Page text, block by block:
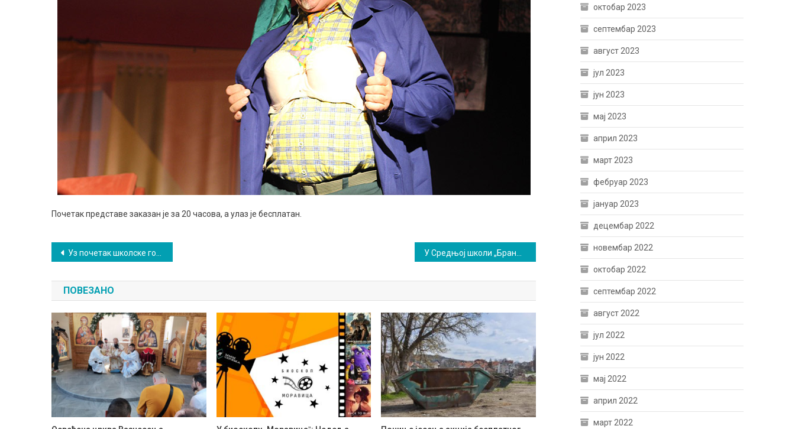
Почетак представе заказан је за 20 часова, а улаз је бесплатан.
Кретање
чланка
Уз почетак школске године снижене цене карата
ПОВЕЗАНО
октобар 2023
септембар 2023
август 2023
јул 2023
јун 2023
мај 2023
април 2023
март 2023
фебруар 2023
јануар 2023
децембар 2022
новембар 2022
октобар 2022
септембар 2022
август 2022
јул 2022
јун 2022
мај 2022
април 2022
март 2022